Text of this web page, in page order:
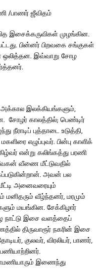
/பாணர் ஜீவிதம்
இசைக்கருவிகள் முழங்கின.
பின்னர் பிறவகை சங்குகள்
ஒலித்தன. இவ்வாறு சோழ
இலக்கியங்களும்,
சோழர் காலத்தில்; பெண்டிர்
நீராடிப் புத்தாடை உடுத்தி,
எழுப்புவர். பின்பு காளிக்
என்று கலிங்கத்து பரணி
வீணை மீட்டுவதில்
அவன் பல
அனைவரையும்
வீழ்ந்தனர், மரமும்
மயங்கின. சேக்கிழார்
நாட்டு இசை வளத்தைப்
திருவாரூர் நகரின் இசை
குலவர், விரலியர், பாணர்,
இணைந்து